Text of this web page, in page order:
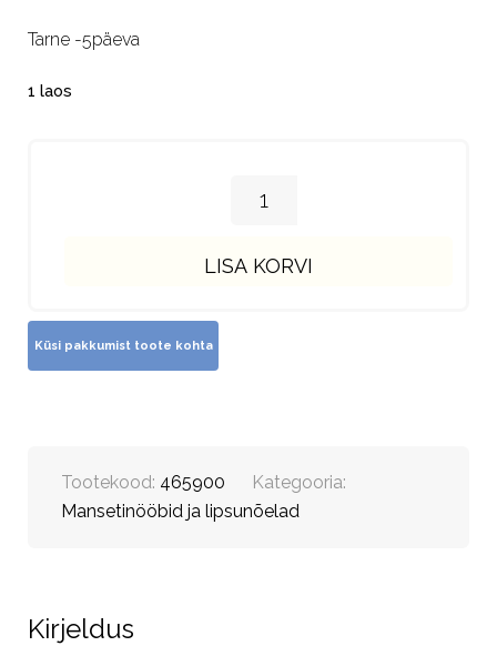
Tarne -5päeva
1 laos
LISA KORVI
Tootekood: 465900
Kategooria:
Mansetinööbid ja lipsunõelad
Kirjeldus